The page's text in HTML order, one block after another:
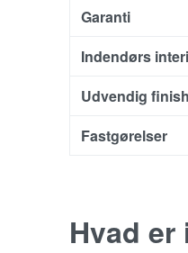
Garanti
Indendørs
Udvendig finish
Fastgørelser
Hvad